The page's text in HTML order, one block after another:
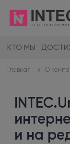
КТО МЫ
Главная О
и на